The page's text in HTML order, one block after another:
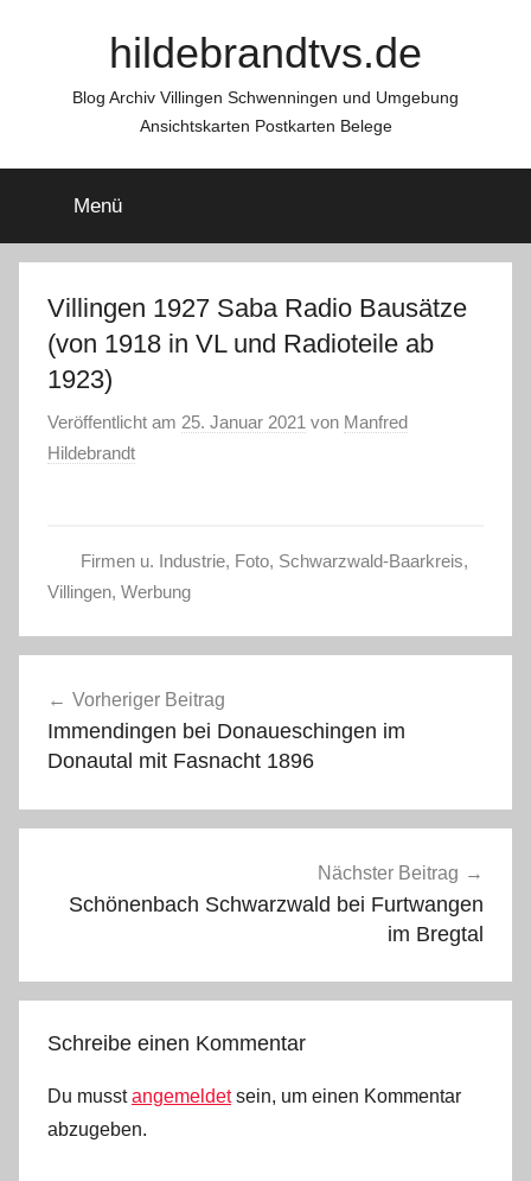
hildebrandtvs.de
Blog Archiv Villingen Schwenningen und Umgebung
Ansichtskarten Postkarten Belege
Menü
Villingen 1927 Saba Radio Bausätze
(von 1918 in VL und Radioteile ab
1923)
Veröffentlicht am 25. Januar 2021 von Manfred
Hildebrandt
Firmen u. Industrie, Foto, Schwarzwald-Baarkreis,
Villingen, Werbung
Vorheriger Beitrag
Immendingen bei Donaueschingen im
Donautal mit Fasnacht 1896
Nächster Beitrag
Schönenbach Schwarzwald bei Furtwangen
im Bregtal
Schreibe einen Kommentar
Du musstangemeldetsein, um einen Kommentar
abzugeben.